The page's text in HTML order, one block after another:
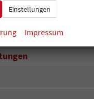
Einstellungen
Impressum